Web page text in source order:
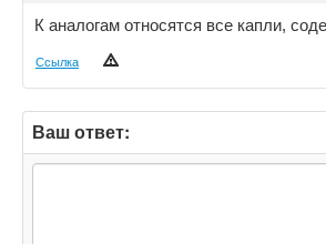
К аналогам относятся все капли,
Ссылка
Ваш ответ: